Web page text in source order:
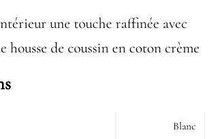
une touche raffinée avec
housse de coussin en coton crème
Blanc